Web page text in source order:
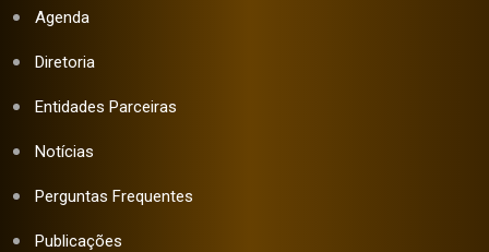
Agenda
Diretoria
Entidades Parceiras
Notícias
Perguntas Frequentes
Publicações